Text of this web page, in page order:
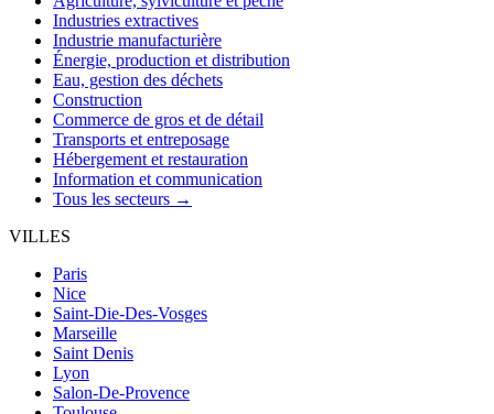
Industries extractives
Industrie manufacturière
Énergie, production et distribution
Eau, gestion des déchets
Construction
Commerce de gros et de détail
Transports et entreposage
Hébergement et restauration
Information et communication
Tous les secteurs →
VILLES
Paris
Nice
Saint-Die-Des-Vosges
Marseille
Saint Denis
Lyon
Salon-De-Provence